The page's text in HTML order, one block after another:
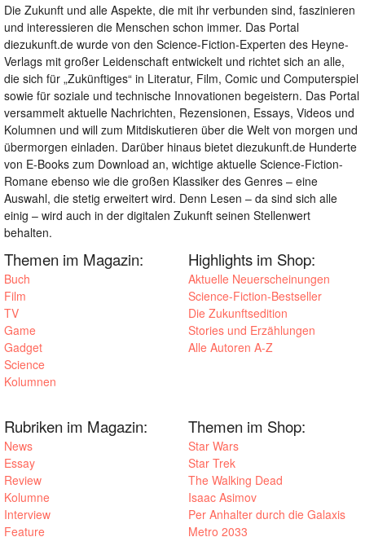
Die Zukunft und alle Aspekte, die mit ihr verbunden sind, faszinieren
und interessieren die Menschen schon immer. Das Portal
diezukunft.de wurde von den Science-Fiction-Experten des Heyne-
Verlags mit großer Leidenschaft entwickelt und richtet sich an alle,
die sich für „Zukünftiges“ in Literatur, Film, Comic und Computerspiel
sowie für soziale und technische Innovationen begeistern. Das Portal
versammelt aktuelle Nachrichten, Rezensionen, Essays, Videos und
Kolumnen und will zum Mitdiskutieren über die Welt von morgen und
übermorgen einladen. Darüber hinaus bietet diezukunft.de Hunderte
von E-Books zum Download an, wichtige aktuelle Science-Fiction-
Romane ebenso wie die großen Klassiker des Genres – eine
Auswahl, die stetig erweitert wird. Denn Lesen – da sind sich alle
einig – wird auch in der digitalen Zukunft seinen Stellenwert
behalten.
Themen im Magazin:
Buch
Film
TV
Game
Gadget
Science
Kolumnen
Highlights im Shop:
Aktuelle Neuerscheinungen
Science-Fiction-Bestseller
Die Zukunftsedition
Stories und Erzählungen
Alle Autoren A-Z
Rubriken im Magazin:
News
Essay
Review
Kolumne
Interview
Feature
Themen im Shop:
Star Wars
Star Trek
The Walking Dead
Isaac Asimov
Per Anhalter durch die Galaxis
Metro 2033